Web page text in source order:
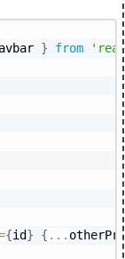
} from
{id} { ...